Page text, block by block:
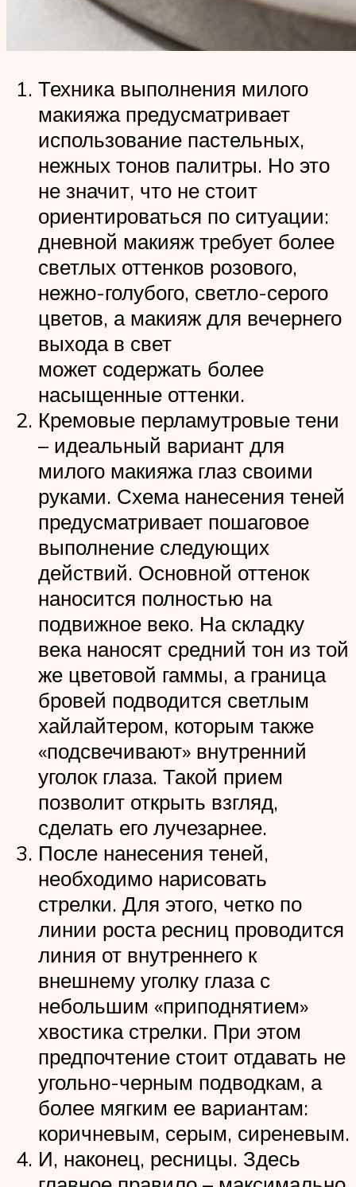
Техника выполнения милого
макияжа предусматривает
использование пастельных,
нежных тонов палитры. Но это
не значит, что не стоит
ориентироваться по ситуации:
дневной макияж требует более
светлых оттенков розового,
нежно-голубого, светло-серого
цветов, а макияж для вечернего
выхода в свет
может содержать более
насыщенные оттенки.
Кремовые перламутровые тени
– идеальный вариант для
милого макияжа глаз своими
руками. Схема нанесения теней
предусматривает пошаговое
выполнение следующих
действий. Основной оттенок
наносится полностью на
подвижное веко. На складку
века наносят средний тон из той
же цветовой гаммы, а граница
бровей подводится светлым
хайлайтером, которым также
«подсвечивают» внутренний
уголок глаза. Такой прием
позволит открыть взгляд,
сделать его лучезарнее.
После нанесения теней,
необходимо нарисовать
стрелки. Для этого, четко по
линии роста ресниц проводится
линия от внутреннего к
внешнему уголку глаза с
небольшим «приподнятием»
хвостика стрелки. При этом
предпочтение стоит отдавать не
угольно-черным подводкам, а
более мягким ее вариантам:
коричневым, серым, сиреневым.
И, наконец, ресницы. Здесь